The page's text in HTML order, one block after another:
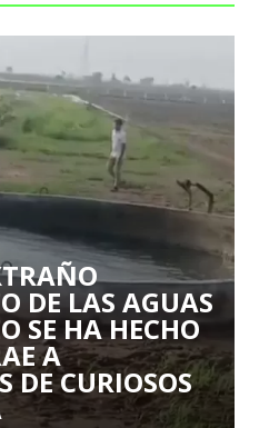
DE LAS AGUAS
SE HA HECHO
A
DE CURIOSOS